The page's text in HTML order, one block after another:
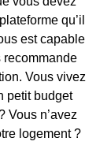
qu’il
est capable
recommande
Vous vivez
petit budget
Vous n’avez
logement ?